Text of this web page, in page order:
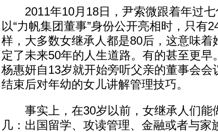
2011年10月18日，尹索微跟着年过七
以“力帆集团董事”身份公开亮相时，只有
样，大多数女继承人都是80后，这意味着
定了未来50年的人生道路。有的甚至更早
杨惠妍自13岁就开始旁听父亲的董事会会
结束后对年幼的女儿讲解管理技巧。
事实上，在30岁以前，女继承人们能
几：出国留学、攻读管理、金融或者与家